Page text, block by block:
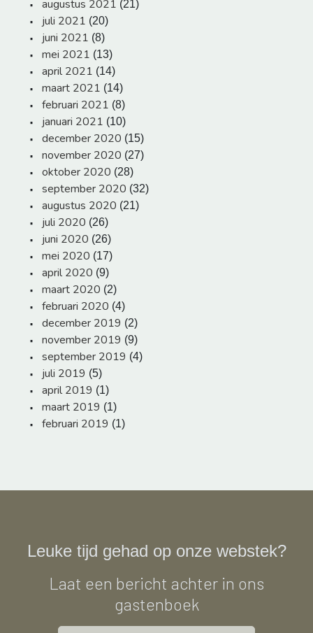
augustus 2021 (21)
juli 2021 (20)
juni 2021 (8)
mei 2021 (13)
april 2021 (14)
maart 2021 (14)
februari 2021 (8)
januari 2021 (10)
december 2020 (15)
november 2020 (27)
oktober 2020 (28)
september 2020 (32)
augustus 2020 (21)
juli 2020 (26)
juni 2020 (26)
mei 2020 (17)
april 2020 (9)
maart 2020 (2)
februari 2020 (4)
december 2019 (2)
november 2019 (9)
september 2019 (4)
juli 2019 (5)
april 2019 (1)
maart 2019 (1)
februari 2019 (1)
Leuke tijd gehad op onze webstek?
Laat een bericht achter in ons
gastenboek